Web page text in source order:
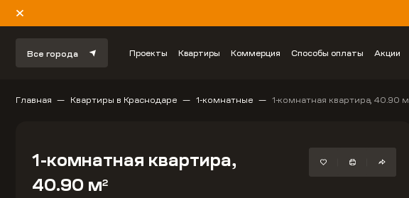
Все города Проекты Квартиры Коммерция Способы оплаты Акции
Главная Квартиры в Краснодаре 1-комнатные 1-комнатная квартира, 40.90 м
1-комнатная квартира,
40.90 м2